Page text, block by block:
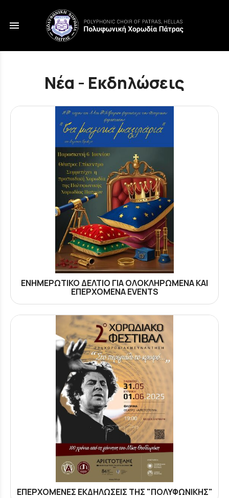
menu
Νέα - Εκδηλώσεις
ΕΝΗΜΕΡΩΤΙΚΟ ΔΕΛΤΙΟ ΓΙΑ ΟΛΟΚΛΗΡΩΜΕΝΑ ΚΑΙ
ΕΠΕΡΧΟΜΕΝΑ EVENTS
ΕΠΕΡΧΟΜΕΝΕΣ ΕΚΔΗΛΩΣΕΙΣ ΤΗΣ "ΠΟΛΥΦΩΝΙΚΗΣ"